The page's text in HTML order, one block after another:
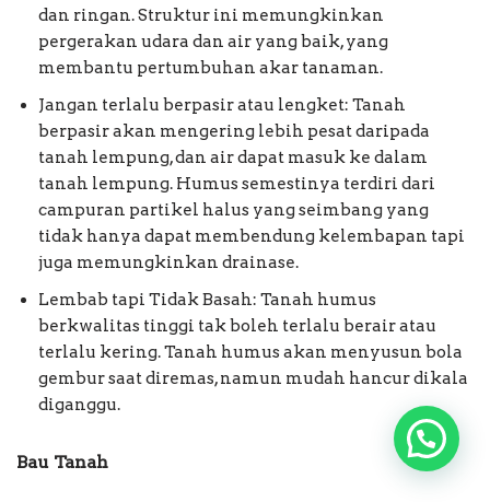
dan ringan. Struktur ini memungkinkan
pergerakan udara dan air yang baik, yang
membantu pertumbuhan akar tanaman.
Jangan terlalu berpasir atau lengket: Tanah
berpasir akan mengering lebih pesat daripada
tanah lempung, dan air dapat masuk ke dalam
tanah lempung. Humus semestinya terdiri dari
campuran partikel halus yang seimbang yang
tidak hanya dapat membendung kelembapan tapi
juga memungkinkan drainase.
Lembab tapi Tidak Basah: Tanah humus
berkwalitas tinggi tak boleh terlalu berair atau
terlalu kering. Tanah humus akan menyusun bola
gembur saat diremas, namun mudah hancur dikala
diganggu.
Bau Tanah